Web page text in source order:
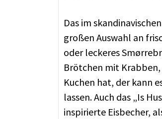
Das im
großen Auswahl an
oder leckeres
Brötchen mit Krabben,
Kuchen hat, der kann
lassen. Auch das „Is
inspirierte Eisbecher,